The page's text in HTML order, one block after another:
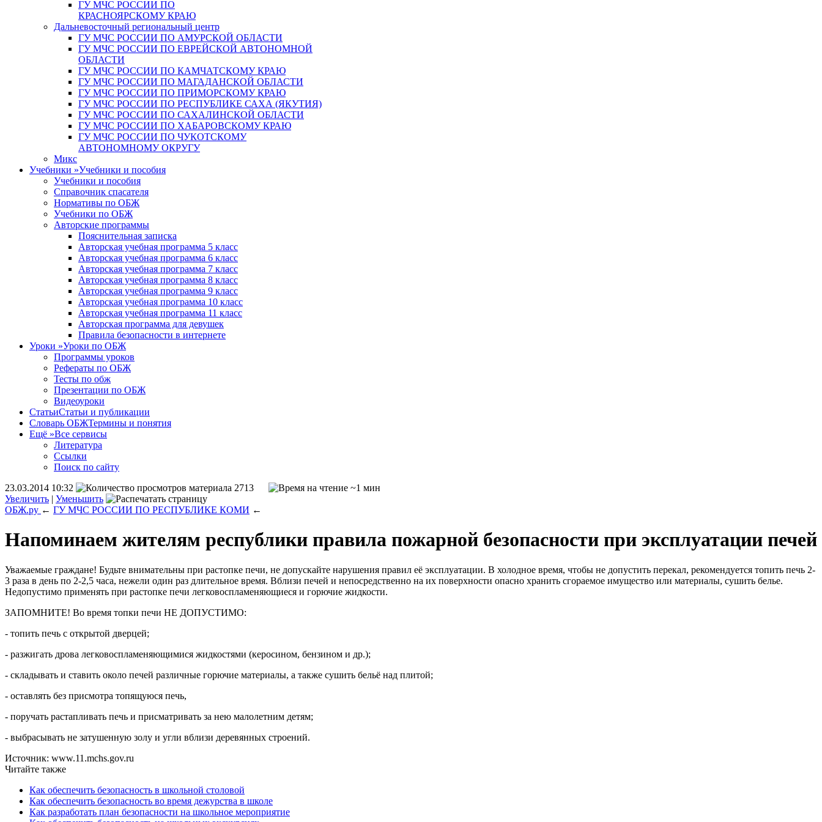
ГУ МЧС РОССИИ ПО
КРАСНОЯРСКОМУ КРАЮ
Дальневосточный региональный центр
ГУ МЧС РОССИИ ПО АМУРСКОЙ ОБЛАСТИ
ГУ МЧС РОССИИ ПО ЕВРЕЙСКОЙ АВТОНОМНОЙ
ОБЛАСТИ
ГУ МЧС РОССИИ ПО КАМЧАТСКОМУ КРАЮ
ГУ МЧС РОССИИ ПО МАГАДАНСКОЙ ОБЛАСТИ
ГУ МЧС РОССИИ ПО ПРИМОРСКОМУ КРАЮ
ГУ МЧС РОССИИ ПО РЕСПУБЛИКЕ САХА (ЯКУТИЯ)
ГУ МЧС РОССИИ ПО САХАЛИНСКОЙ ОБЛАСТИ
ГУ МЧС РОССИИ ПО ХАБАРОВСКОМУ КРАЮ
ГУ МЧС РОССИИ ПО ЧУКОТСКОМУ
АВТОНОМНОМУ ОКРУГУ
Микс
Учебники »Учебники и пособия
Учебники и пособия
Справочник спасателя
Нормативы по ОБЖ
Учебники по ОБЖ
Авторские программы
Пояснительная записка
Авторская учебная программа 5 класс
Авторская учебная программа 6 класс
Авторская учебная программа 7 класс
Авторская учебная программа 8 класс
Авторская учебная программа 9 класс
Авторская учебная программа 10 класс
Авторская учебная программа 11 класс
Авторская программа для девушек
Правила безопасности в интернете
Уроки »Уроки по ОБЖ
Программы уроков
Рефераты по ОБЖ
Тесты по обж
Презентации по ОБЖ
Видеоуроки
СтатьиСтатьи и публикации
Словарь ОБЖТермины и понятия
Ещё »Все сервисы
Литература
Ссылки
Поиск по сайту
23.03.2014 10:32
2713
~1 мин
Увеличить | Уменьшить
ОБЖ.ру ← ГУ МЧС РОССИИ ПО РЕСПУБЛИКЕ КОМИ ←
Напоминаем жителям республики правила пожарной безопасности при эксплуатации печей
Уважаемые граждане! Будьте внимательны при растопке печи, не допускайте нарушения правил её эксплуатации. В холодное время, чтобы не допустить перекал, рекомендуется топить печь 2-
3 раза в день по 2-2,5 часа, нежели один раз длительное время. Вблизи печей и непосредственно на их поверхности опасно хранить сгораемое имущество или материалы, сушить белье.
Недопустимо применять при растопке печи легковоспламеняющиеся и горючие жидкости.
ЗАПОМНИТЕ! Во время топки печи НЕ ДОПУСТИМО:
- топить печь с открытой дверцей;
- разжигать дрова легковоспламеняющимися жидкостями (керосином, бензином и др.);
- складывать и ставить около печей различные горючие материалы, а также сушить бельё над плитой;
- оставлять без присмотра топящуюся печь,
- поручать растапливать печь и присматривать за нею малолетним детям;
- выбрасывать не затушенную золу и угли вблизи деревянных строений.
Источник: www.11.mchs.gov.ru
Читайте также
Как обеспечить безопасность в школьной столовой
Как обеспечить безопасность во время дежурства в школе
Как разработать план безопасности на школьное мероприятие